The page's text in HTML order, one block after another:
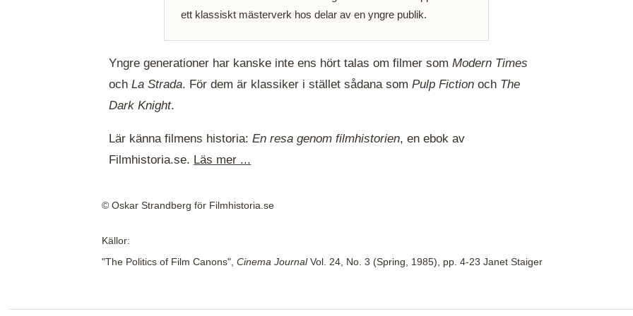
ett klassiskt mästerverk hos delar av en yngre publik.
Yngre generationer har kanske inte ens hört talas om filmer som Modern Times
och La Strada. För dem är klassiker i stället sådana som Pulp Fiction och The
Dark Knight.
Lär känna filmens historia: En resa genom filmhistorien, en ebok av
Filmhistoria.se. Läs mer ...
© Oskar Strandberg för Filmhistoria.se
Källor:
"The Politics of Film Canons", Cinema JournalVol. 24, No. 3 (Spring, 1985), pp. 4-23 Janet Staiger